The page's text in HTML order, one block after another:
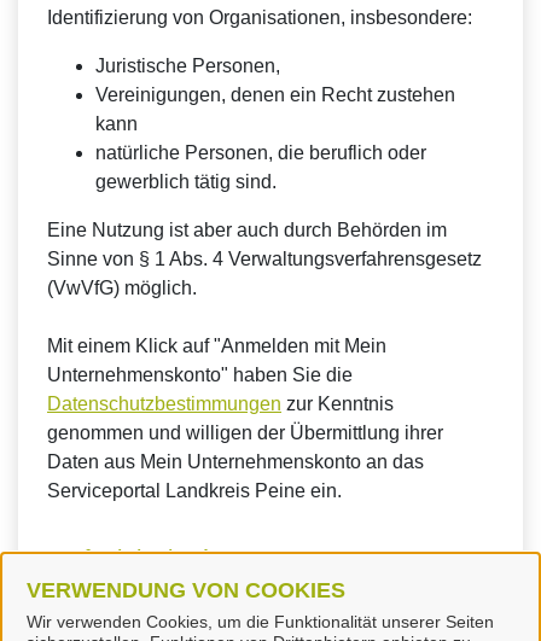
VERWENDUNG VON COOKIES
Wir verwenden Cookies, um die Funktionalität unserer Seiten
Identifizierung von Organisationen, insbesondere:
Juristische Personen,
Vereinigungen, denen ein Recht zustehen
kann
natürliche Personen, die beruflich oder
gewerblich tätig sind.
Eine Nutzung ist aber auch durch Behörden im
Sinne von § 1 Abs. 4 Verwaltungsverfahrensgesetz
(VwVfG) möglich.
Mit einem Klick auf "Anmelden mit Mein
Unternehmenskonto" haben Sie die
Datenschutzbestimmungen zur Kenntnis
genommen und willigen der Übermittlung ihrer
Daten aus Mein Unternehmenskonto an das
Serviceportal Landkreis Peine ein.
So funktioniert´s: